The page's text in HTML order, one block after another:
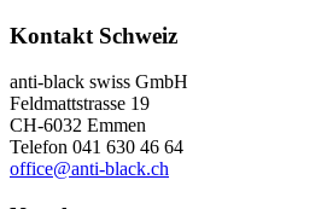
Kontakt Schweiz
anti-black swiss GmbH
Feldmattstrasse 19
CH-6032 Emmen
Telefon 041 630 46 64
office@anti-black.ch